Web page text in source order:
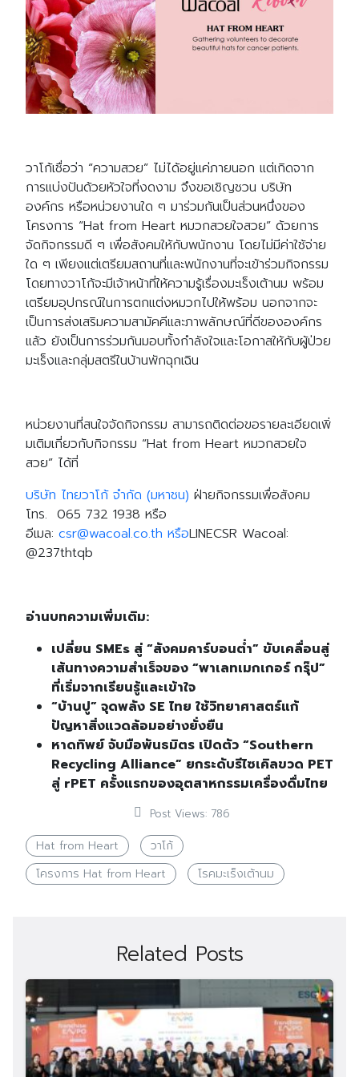
for: Search
วาโก้เชื่อว่า “ความสวย” ไม่ได้อยู่แค่ภายนอก แต่เกิดจาก
การแบ่งปันด้วยหัวใจที่งดงาม จึงขอเชิญชวน บริษัท
องค์กร หรือหน่วยงานใด ๆ มาร่วมกันเป็นส่วนหนึ่งของ
โครงการ “Hat from Heart หมวกสวยใจสวย” ด้วยการ
จัดกิจกรรมดี ๆ เพื่อสังคมให้กับพนักงาน โดยไม่มีค่าใช้จ่าย
ใด ๆ เพียงแต่เตรียมสถานที่และพนักงานที่จะเข้าร่วมกิจกรรม
โดยทางวาโก้จะมีเจ้าหน้าที่ให้ความรู้เรื่องมะเร็งเต้านม พร้อม
เตรียมอุปกรณ์ในการตกแต่งหมวกไปให้พร้อม นอกจากจะ
เป็นการส่งเสริมความสามัคคีและภาพลักษณ์ที่ดีขององค์กร
แล้ว ยังเป็นการร่วมกันมอบทั้งกำลังใจและโอกาสให้กับผู้ป่วย
มะเร็งและกลุ่มสตรีในบ้านพักฉุกเฉิน
หน่วยงานที่สนใจจัดกิจกรรม สามารถติดต่อขอรายละเอียดเพิ่
มเติมเกี่ยวกับกิจกรรม “Hat from Heart หมวกสวยใจ
สวย” ได้ที่
บริษัท ไทยวาโก้ จำกัด (มหาชน) ฝ่ายกิจกรรมเพื่อสังคม
โทร. 065 732 1938 หรือ
อีเมล: csr@wacoal.co.th หรือLINECSR Wacoal:
@237thtqb
อ่านบทความเพิ่มเติม:
เปลี่ยน SMEs สู่ “สังคมคาร์บอนต่ำ” ขับเคลื่อนสู่
เส้นทางความสำเร็จของ “พาเลทเมกเกอร์ กรุ๊ป”
ที่เริ่มจากเรียนรู้และเข้าใจ
“บ้านปู” จุดพลัง SE ไทย ใช้วิทยาศาสตร์แก้
ปัญหาสิ่งแวดล้อมอย่างยั่งยืน
หาดทิพย์ จับมือพันธมิตร เปิดตัว “Southern
Recycling Alliance” ยกระดับรีไซเคิลขวด PET
สู่ rPET ครั้งแรกของอุตสาหกรรมเครื่องดื่มไทย
Post Views: 786
Hat from Heart
วาโก้
โครงการ Hat from Heart
โรคมะเร็งเต้านม
Related Posts